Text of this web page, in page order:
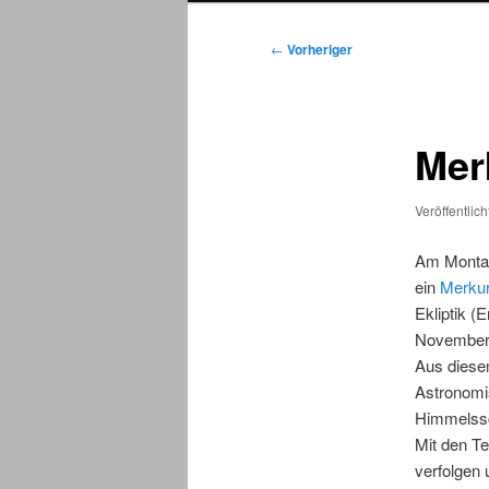
Beitragsnavigation
← Vorheriger
Am
ein
Ekliptik
Aus
Mit den
verfolgen